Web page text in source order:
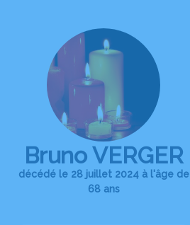
Bruno VERGER
décédé le 28 juillet 2024 à l'âge de
68 ans